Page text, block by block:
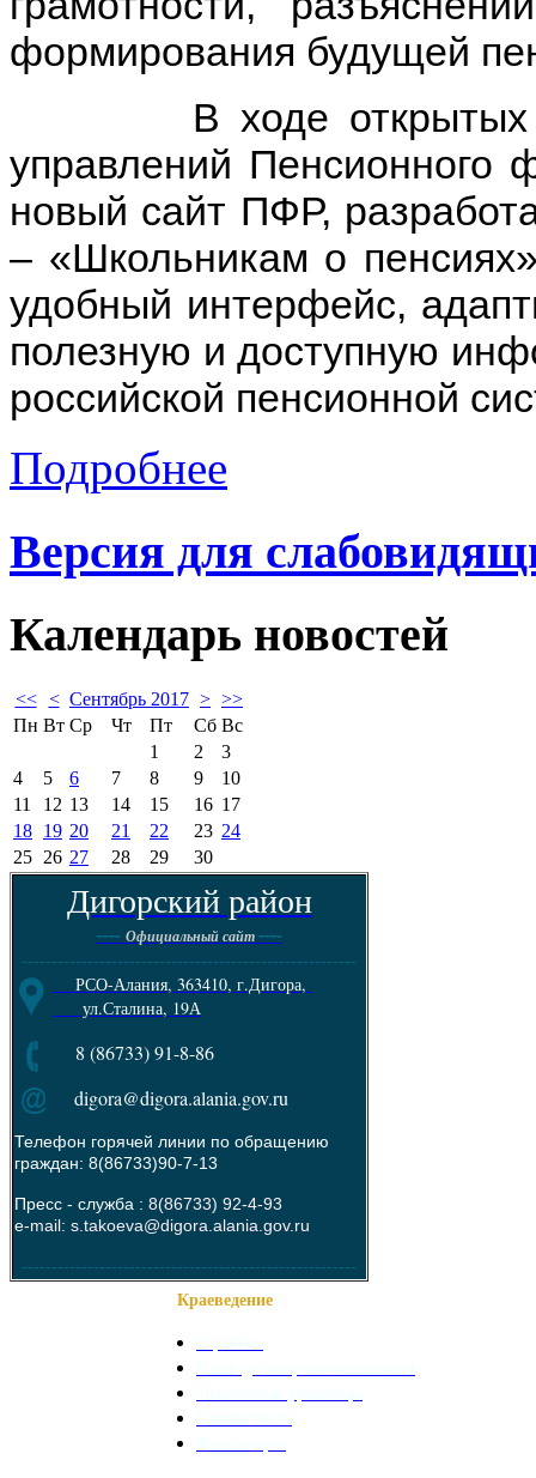
формирования будущей
В ходе открытых
управлений Пенсионного
новый сайт ПФР,
– «Школьникам о
удобный интерфейс,
полезную и доступную
российской пенсионной
Подробнее
Версия для
Календарь новостей
<< < Сентябрь 2017 > >>
Пн Вт Ср Чт Пт Сб Вс
1
2
3
4
5 6 7 8 9
10
11
12 13 14 15 16 17
18 19 20 21 22 23 24
25 26 27 28 29 30
Дигорский район
---- Официальный сайт----
--------------------------------------------------------
РСО-Алания, 363410, г.Дигора,
ул.Сталина, 19А
8 (86733) 91-8-86
digora@digora.alania.gov.ru
Телефон горячей линии по обращению
граждан: 8(86733)90-7-13
Пресс - служба : 8(86733) 92-4-93
e-mail: s.takoeva@digora.alania.gov.ru
--------------------------------------------------------
Краеведение